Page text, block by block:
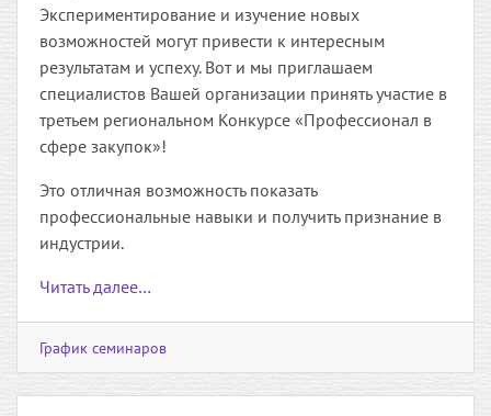
Экспериментирование и изучение новых
возможностей могут привести к интересным
результатам и успеху. Вот и мы приглашаем
специалистов Вашей организации принять участие в
третьем региональном Конкурсе «Профессионал в
сфере закупок»!
Это отличная возможность показать
профессиональные навыки и получить признание в
индустрии.
Читать далее…
График семинаров